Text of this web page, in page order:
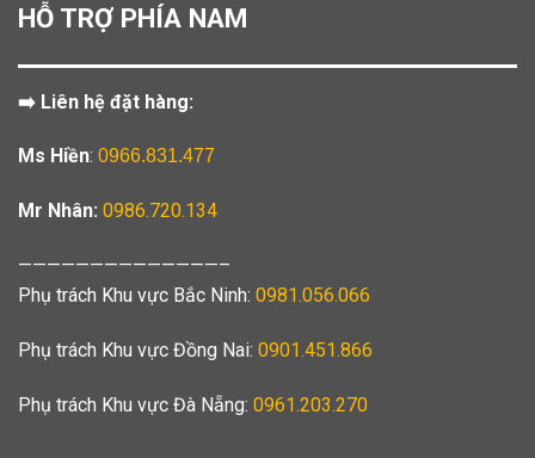
HỖ TRỢ PHÍA NAM
➡️ Liên hệ đặt hàng:
Ms Hiền: 0966.831.477
Mr Nhân: 0986.720.134
——————————————–
Phụ trách Khu vực Bắc Ninh: 0981.056.066
Phụ trách Khu vực Đồng Nai: 0901.451.866
Phụ trách Khu vực Đà Nẵng: 0961.203.270